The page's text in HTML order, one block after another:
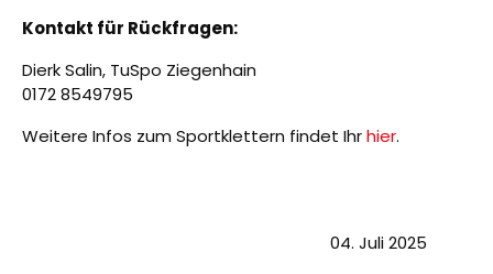
Kontakt für Rückfragen:
Dierk Salin, TuSpo Ziegenhain
0172 8549795
Weitere Infos zum Sportklettern findet Ihrhier.
04. Juli 2025